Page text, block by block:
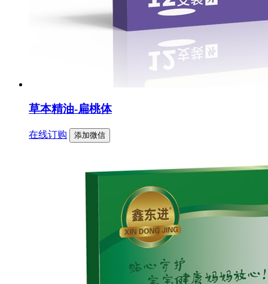
草本精油-扁桃体
在线订购 添加微信